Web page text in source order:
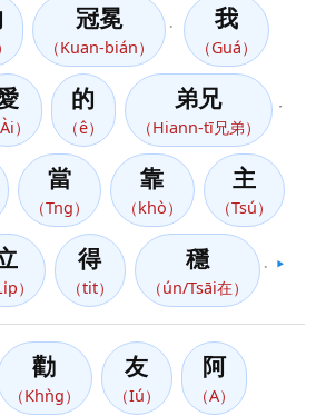
冠冕
（Kuan-bián）
我
（Guá）
）
的
（ê）
弟兄
（Hiann-tī兄弟）
當
（Tng）
靠
（khò）
主
（Tsú）
）
得
（tit）
穩
（ún/Tsāi在）
▶️
勸
（Khǹg）
友
（Iú）
阿
（A）